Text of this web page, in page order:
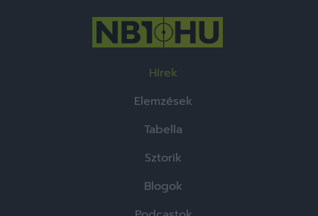
Hírek
Elemzések
Tabella
Sztorik
Blogok